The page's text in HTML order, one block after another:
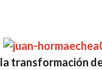
la transformación